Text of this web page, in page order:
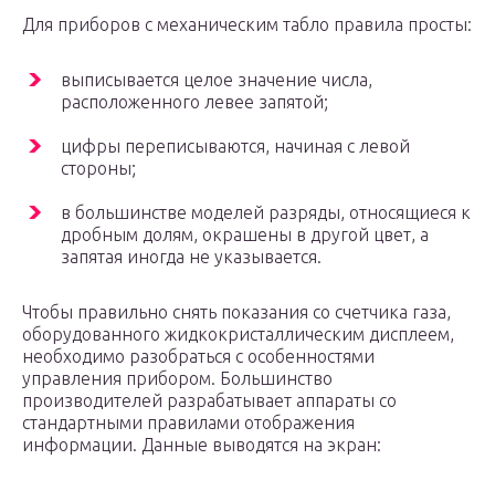
Для приборов с механическим табло правила просты:
выписывается целое значение числа,
расположенного левее запятой;
цифры переписываются, начиная с левой
стороны;
в большинстве моделей разряды, относящиеся к
дробным долям, окрашены в другой цвет, а
запятая иногда не указывается.
Чтобы правильно снять показания со счетчика газа,
оборудованного жидкокристаллическим дисплеем,
необходимо разобраться с особенностями
управления прибором. Большинство
производителей разрабатывает аппараты со
стандартными правилами отображения
информации. Данные выводятся на экран: